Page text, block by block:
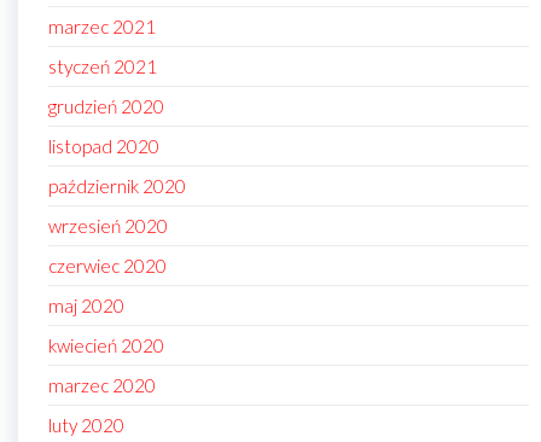
marzec 2021
styczeń 2021
grudzień 2020
listopad 2020
październik 2020
wrzesień 2020
czerwiec 2020
maj 2020
kwiecień 2020
marzec 2020
luty 2020